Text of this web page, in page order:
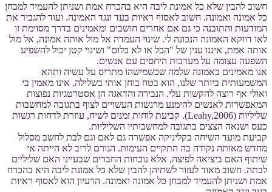
חשוב להבין שלא כל אמונת ליבה היא בהכרח אמת ושניתן להעמיד למבחן
כל אמונה ואמונה. חשוב לאסוף ראיות בעד ונגד האמונה. ועוד להגביר את
המודעות והתובנה כי גם אם אחרים חושבים ומאמינים בדרך מסוימת זו
לאו דווקא האמונה הנכונה לי. שינוי העמדה אל מול אותה אמונה, אל מול
אותה אמת, איננו ענין של "הכל או לא כלום" ושינוי קטן יכול להשפיע
השפעה עצומה על מערכות היחסים עם אנשים.
אנו מאמינים באמונה שלמה שכשמישהו מתריס על עשיה ותהא
המשמעותית ביותר שלנו, הוא בטח בוחן אותי בשלילה, אינו מאמין בי
ואולי אף רוצה להקשות עלי. הנבירה והדאגה הן אסטרטגיות נפוצות
המאפשרות לאנשים להימנע מרגשות העשויים לצוף בתגובה למחשבות
שליליות (Leahy,2006). קביעת לוחות זמנים לשיח, עוזרת לדחות רגשות
כעס ושנאה הצצים בתגובה למחשבותיו השליליות.
קביעת מועד השיחה בקליניקה אפשרה גם לאם וגם לבת לחשב מסלול
מחדש מאותה נקודה בה התקיים העימות. הגורם לריב לא הייתה אי
שיתוף האם ביציאה לפיצה, אלא נוכחות החברים שבעייני האם שליליים
לבתה. חשוב מאוד לעזור לשתיהן להבין שלא כל אמונת ליבה היא בהכרח
אמת ושניתן להעמיד למבחן כל אמונה ואמונה. הרעיון הוא לאסוף ראיות